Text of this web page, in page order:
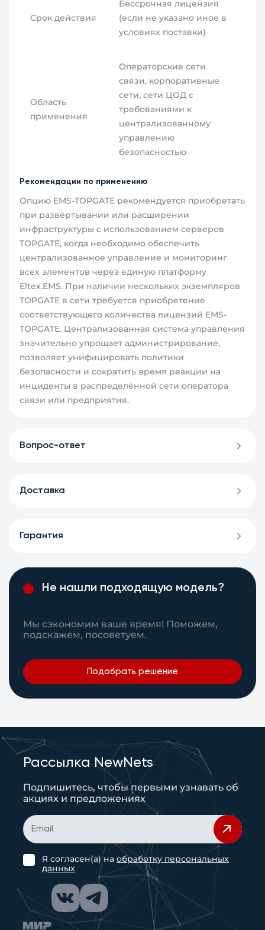
Срок действия
Бессрочная лицензия
(если не указано иное в
условиях поставки)
Область
применения
Операторские сети
связи, корпоративные
сети, сети ЦОД с
требованиями к
централизованному
управлению
безопасностью
Рекомендации по применению
Опцию EMS-TOPGATE рекомендуется приобретать
при развёртывании или расширении
инфраструктуры с использованием серверов
TOPGATE, когда необходимо обеспечить
централизованное управление и мониторинг
всех элементов через единую платформу
Eltex.EMS. При наличии нескольких экземпляров
TOPGATE в сети требуется приобретение
соответствующего количества лицензий EMS-
TOPGATE. Централизованная система управления
значительно упрощает администрирование,
позволяет унифицировать политики
безопасности и сократить время реакции на
инциденты в распределённой сети оператора
связи или предприятия.
Вопрос-ответ
Доставка
Гарантия
Не нашли подходящую модель?
Мы сэкономим ваше время! Поможем,
подскажем, посоветуем.
Подобрать решение
Рассылка NewNets
Подпишитесь, чтобы первыми узнавать об
акциях и предложениях
Я согласен(а) наобработку персональных
данных